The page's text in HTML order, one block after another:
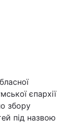
єпархії
збору
під назвою